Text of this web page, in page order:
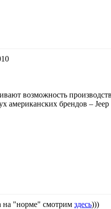
возможность
американских брендов – Jeep
на "норме" смотрим здесь)))